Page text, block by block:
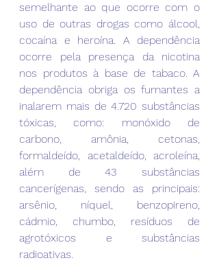
semelhante ao que ocorre com o
uso de outras drogas como álcool,
cocaína e heroína. A dependência
ocorre pela presença da nicotina
nos produtos à base de tabaco. A
dependência obriga os fumantes a
inalarem mais de 4.720 substâncias
tóxicas, como: monóxido de
carbono, amônia, cetonas,
formaldeído, acetaldeído, acroleína,
além de 43 substâncias
cancerígenas, sendo as principais:
arsênio, níquel, benzopireno,
cádmio, chumbo, resíduos de
agrotóxicos e substâncias
radioativas.